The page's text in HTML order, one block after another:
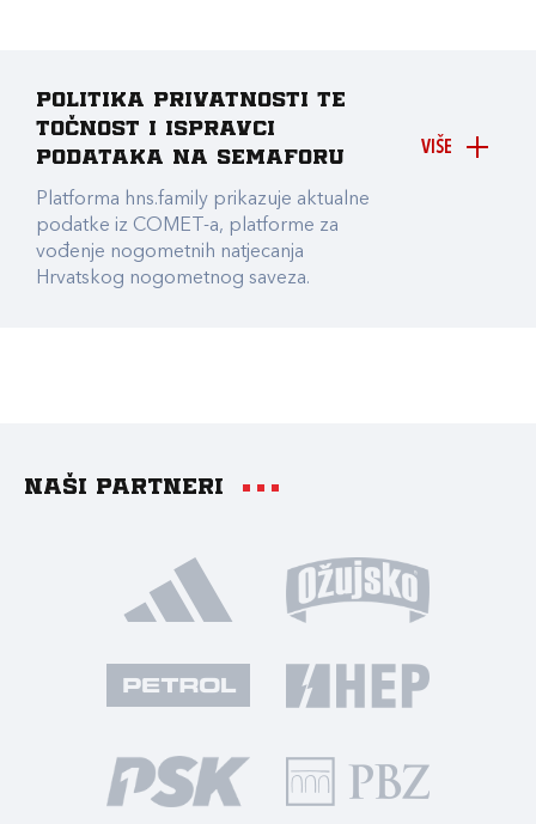
VIŠE
Politika privatnosti te
točnost i ispravci
podataka na Semaforu
Platforma hns.family prikazuje aktualne
podatke iz COMET-a, platforme za
vođenje nogometnih natjecanja
Hrvatskog nogometnog saveza.
Naši partneri